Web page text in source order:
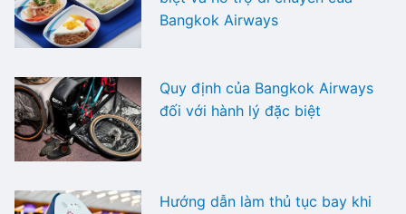
Bangkok Airways
Quy định của Bangkok Airways
đối với hành lý đặc biệt
Hướng dẫn làm thủ tục bay khi